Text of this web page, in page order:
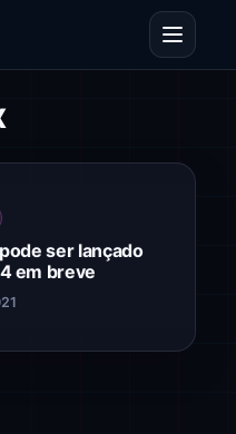
Abrir
ser lançado
em breve